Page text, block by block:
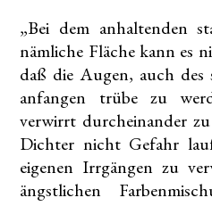
„Bei dem anhaltenden
nämliche Fläche kann es
daß die Augen, auch des
anfangen trübe zu
verwirrt durcheinander
Dichter nicht Gefahr
eigenen Irrgängen zu
ängstlichen